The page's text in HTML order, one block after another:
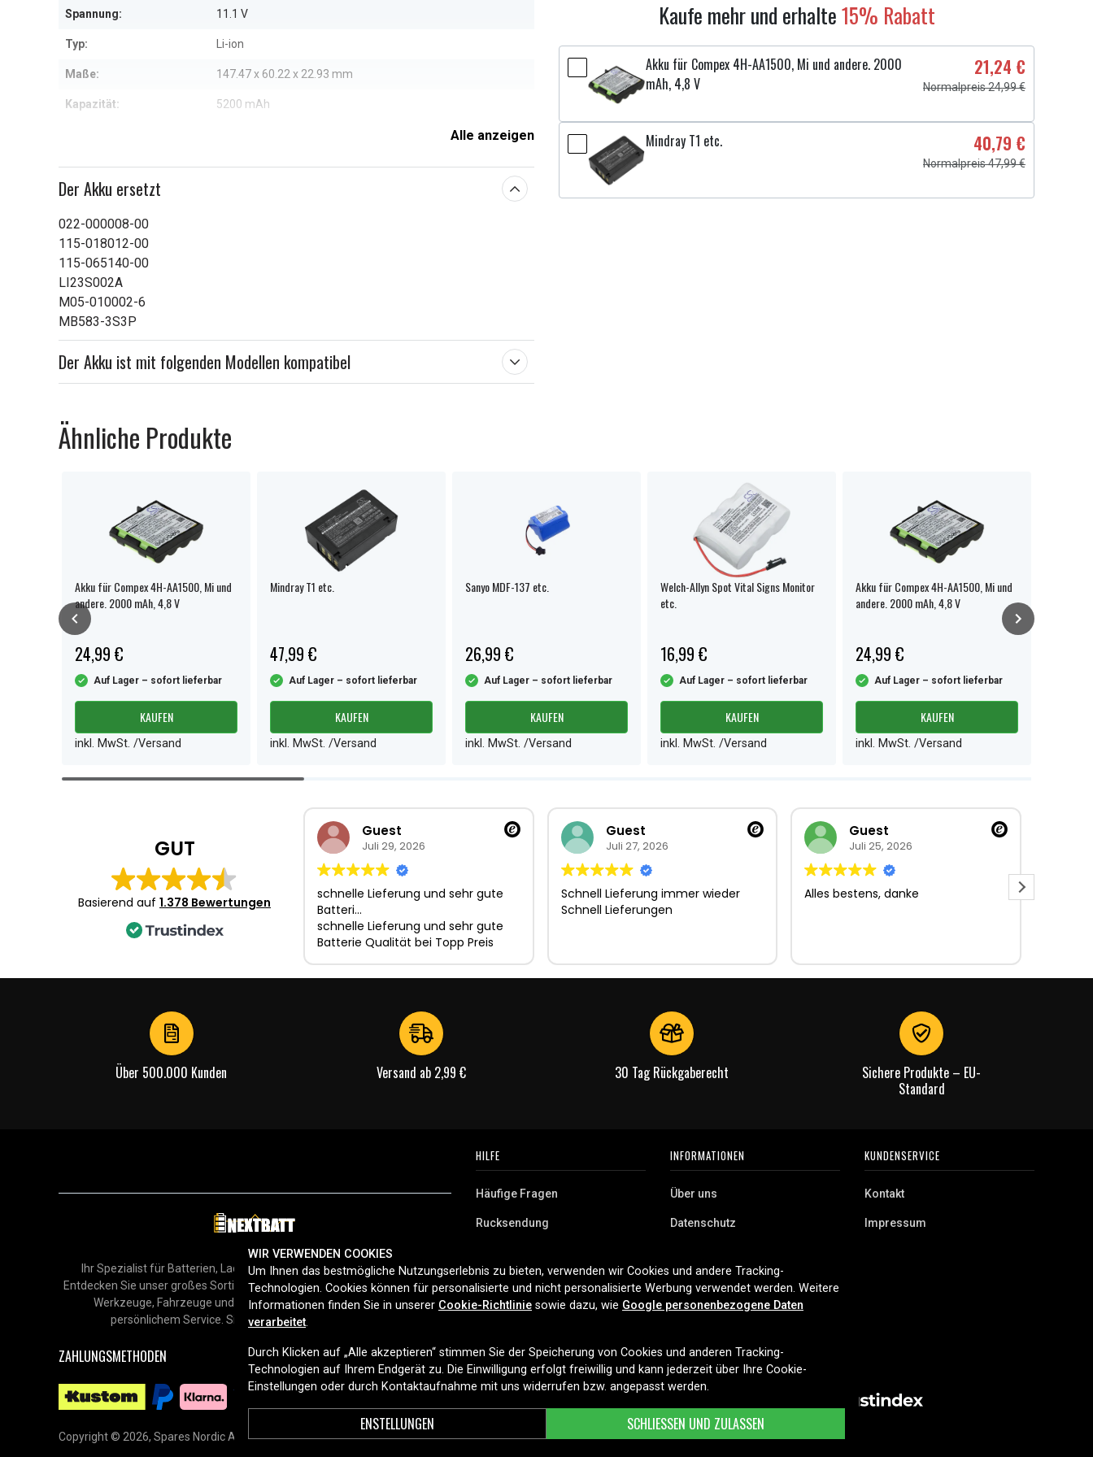
Spannung: 11.1 V
Typ: Li-ion
Maße: 147.47 x 60.22 x 22.93 mm
Kapazität: 5200 mAh
Alle anzeigen
Der Akku ersetzt
022-000008-00
115-018012-00
115-065140-00
LI23S002A
M05-010002-6
MB583-3S3P
Der Akku ist mit folgenden Modellen kompatibel
Kaufe mehr und erhalte15% Rabatt
Akku für Compex 4H-AA1500, Mi und andere. 2000
mAh, 4,8 V
21,24 €
Normalpreis 24,99 €
Mindray T1 etc. 40,79 €
Normalpreis 47,99 €
Ähnliche Produkte
Akku für Compex 4H-AA1500, Mi und
andere. 2000 mAh, 4,8 V
24,99 €
Auf Lager – sofort lieferbar
KAUFEN
inkl. MwSt. /Versand
Mindray T1 etc.
47,99 €
Auf Lager – sofort lieferbar
KAUFEN
inkl. MwSt. /Versand
Sanyo MDF-137 etc.
26,99 €
Auf Lager – sofort lieferbar
KAUFEN
inkl. MwSt. /Versand
Welch-Allyn Spot Vital Signs Monitor
etc.
16,99 €
Auf Lager – sofort lieferbar
KAUFEN
inkl. MwSt. /Versand
Akku für Compex 4H-AA1500, Mi und
andere. 2000 mAh, 4,8 V
24,99 €
Auf Lager – sofort lieferbar
KAUFEN
inkl. MwSt. /Versand
Item
GUT
Basierend auf 1.378 Bewertungen
Guest
Juli 29, 2026
schnelle Lieferung und sehr gute
Batteri…
schnelle Lieferung und sehr gute
Batterie Qualität bei Topp Preis
Guest
Juli 27, 2026
Schnell Lieferung immer wieder
Schnell Lieferungen
Guest
Juli 25, 2026
Alles bestens, danke
Über 500.000 Kunden Versand ab 2,99 € 30 Tag Rückgaberecht
Sichere Produkte – EU-
Standard
Ihr Spezialist für Batterien, Ladegeräte und Zubehör in Deutschland.
Entdecken Sie unser großes Sortiment für Smartphones, Haushaltsgeräte,
Werkzeuge, Fahrzeuge und mehr – mit schneller Lieferung und
persönlichem Service. Sicher online einkaufen seit 2006.
HILFE
Häufige Fragen
Rucksendung
INFORMATIONEN
Über uns
Datenschutz
KUNDENSERVICE
Kontakt
Impressum
ZAHLUNGSMETHODEN LIEFEROPTIONEN
Copyright © 2026, Spares Nordic AB
WIR VERWENDEN COOKIES
Um Ihnen das bestmögliche Nutzungserlebnis zu bieten, verwenden wir Cookies und andere Tracking-
Technologien. Cookies können für personalisierte und nicht personalisierte Werbung verwendet werden. Weitere
Informationen finden Sie in unserer Cookie-Richtlinie sowie dazu, wie Google personenbezogene Daten
verarbeitet.
Durch Klicken auf „Alle akzeptieren“ stimmen Sie der Speicherung von Cookies und anderen Tracking-
Technologien auf Ihrem Endgerät zu. Die Einwilligung erfolgt freiwillig und kann jederzeit über Ihre Cookie-
Einstellungen oder durch Kontaktaufnahme mit uns widerrufen bzw. angepasst werden.
ENSTELLUNGEN SCHLIESSEN UND ZULASSEN